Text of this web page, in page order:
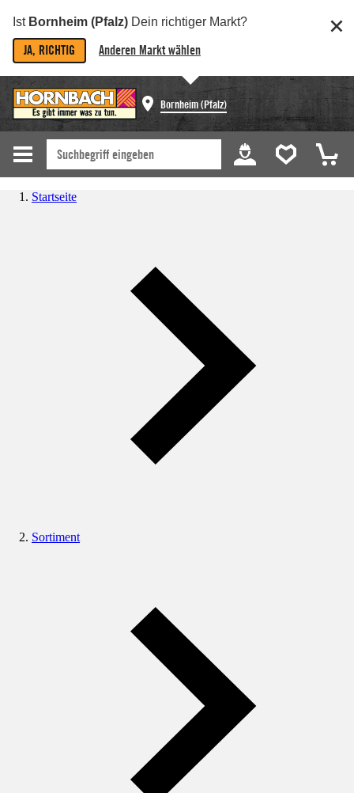
Ist Bornheim (Pfalz) Dein richtiger Markt?
JA, RICHTIG Anderen Markt wählen
Bornheim (Pfalz)
Startseite
Sortiment